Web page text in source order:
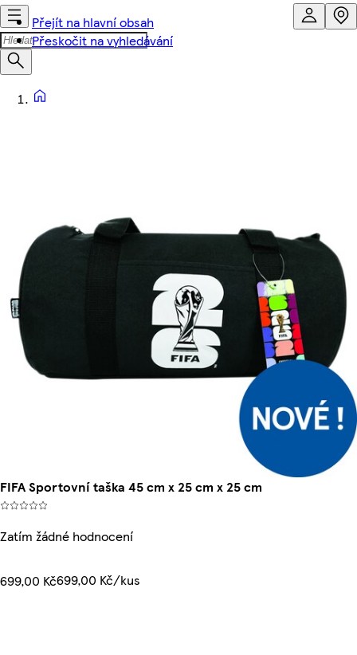
Přejít na hlavní obsah
Přeskočit na vyhledávání
FIFA Sportovní taška 45 cm x 25 cm x 25 cm
Zatím žádné hodnocení
699,00 Kč699,00 Kč/kus